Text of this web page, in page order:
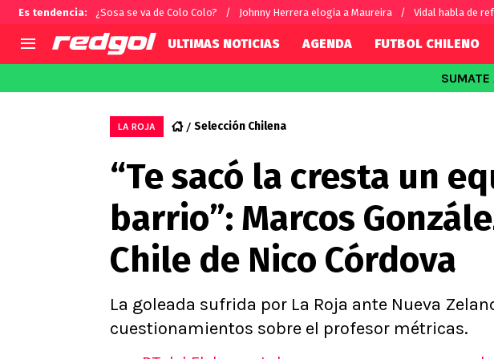
Es tendencia: ¿Sosa se va de Colo Colo? Johnny Herrera elogia a Maureira Vidal habla de
Selección Chilena
U de Chile
U Católica
Campeonato Nacional
Primera B
Segunda División
Copa Chile
Supercopa Chile
Campeonato Femenino
Alexis Sánchez
Carlos Palacios
Chilenos por el mundo
ULTIMAS NOTICIAS AGENDA FUTBOL CHILENO
SUMATE
LA ROJA Selección Chilena
“Te sacó la cresta un
barrio”: Marcos
Chile de Nico Córdova
La goleada sufrida por La Roja ante Nueva
cuestionamientos sobre el profesor métricas.